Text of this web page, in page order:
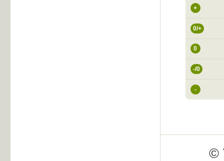
+
0/+
0
-/0
-
©